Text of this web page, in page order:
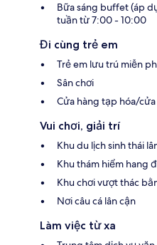
Bữa sáng buffet (áp
tuần từ 7:00 - 10:00
Đi cùng trẻ em
Trẻ em lưu trú miễn
Sân chơi
Cửa hàng tạp hóa/
Vui chơi, giải trí
Khu du lịch sinh thái
Khu thám hiểm hang
Khu chơi vượt thác
Nơi câu cá lân cận
Làm việc từ xa